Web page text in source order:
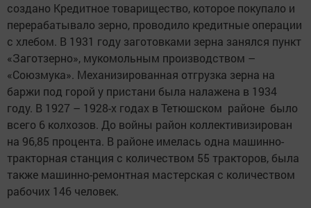
создано Кредитное товарищест­во, которое покупало и
перерабатывало зерно, проводило кредитные операции
с хлебом. В 1931 году заготовками зерна занялся пункт
«Заготзерно», мукомольным производством –
«Союзмука». Механизированная отгрузка зерна на
баржи под горой у пристани была налажена в 1934
году. В 1927 – 1928-х годах в Тетюшском рай­оне было
всего 6 колхозов. До вой­ны район коллективизирован
на 96,85 процента. В районе имелась одна машинно-
тракторная станция с количеством 55 тракторов, была
также машинно-ремонтная мастерская с количеством
рабочих 146 человек.